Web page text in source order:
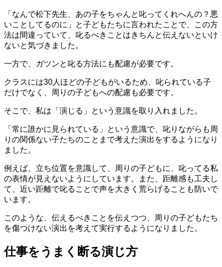
「なんで松下先生、あの子をちゃんと叱ってくれへんの？悪
いことしてるのに」と子どもたちに言われたことで、この方
法は間違っていて、叱るべきことはきちんと伝えないといけ
ないと気づきました。
一方で、ガツンと叱る方法にも配慮が必要です。
クラスには30人ほどの子どもがいるため、叱られている子
だけでなく、周りの子どもへの配慮も必要です。
そこで、私は「演じる」という意識を取り入れました。
「常に誰かに見られている」という意識で、叱りながらも周
りの関係ない子たちのことまで考えた演出をするようになり
ました。
例えば、立ち位置を意識して、周りの子どもに、叱ってる私
の表情が見えないようにしています。また、距離感も工夫し
て、近い距離で叱ることで声を大きく荒らげることも防いで
います。
このような、伝えるべきことを伝えつつ、周りの子どもたち
を傷つけない演出を考えて実行するようになりました。
仕事をうまく断る演じ方